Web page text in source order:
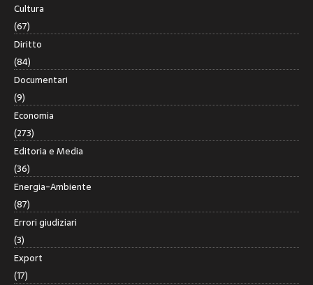
Cultura
(67)
Diritto
(84)
Documentari
(9)
Economia
(273)
Editoria e Media
(36)
Energia-Ambiente
(87)
Errori giudiziari
(3)
Export
(17)